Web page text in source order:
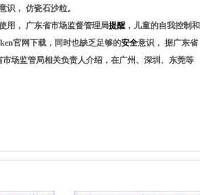
识， 仿瓷石沙粒。
用， 广东省市场监督管理局提醒，儿童的自我控制和
官网下载，同时也缺乏足够的安全意识， 据广东省
场监管局相关负责人介绍，在广州、深圳、东莞等